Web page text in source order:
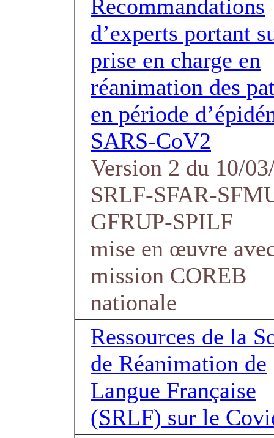
Recommandations
d’experts portant
prise en charge en
réanimation des
en période
SARS-CoV2
Version 2 du 10/
SRLF-SFAR-
GFRUP-SPILF
mise en œuvre
mission COREB
nationale
Ressources de la
de Réanimation de
Langue Française
(SRLF) sur le